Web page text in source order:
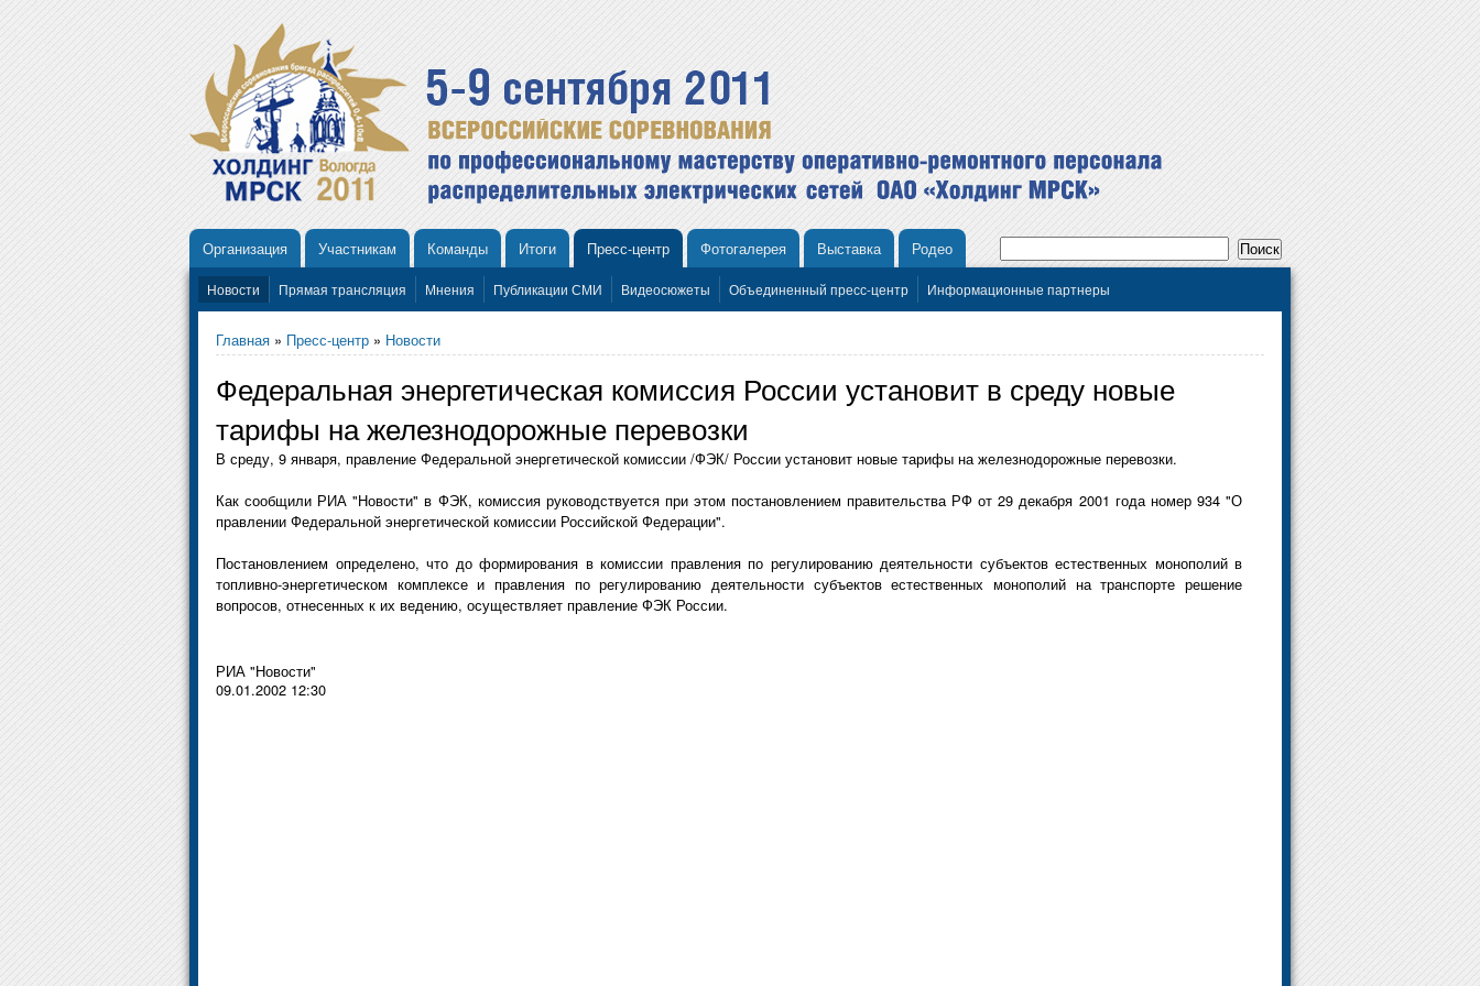
Организация Участникам Команды Итоги Пресс-центр Фотогалерея Выставка Родео
Новости Прямая трансляция Мнения Публикации СМИ Видеосюжеты Объединенный пресс-центр Информационные партнеры
Главная » Пресс-центр » Новости
Федеральная энергетическая комиссия России установит в среду новые
тарифы на железнодорожные перевозки
В среду, 9 января, правление Федеральной энергетической комиссии /ФЭК/ России установит новые тарифы на железнодорожные перевозки.
Как сообщили РИА "Новости" в ФЭК, комиссия руководствуется при этом постановлением правительства РФ от 29 декабря 2001 года номер 934 "О
правлении Федеральной энергетической комиссии Российской Федерации".
Постановлением определено, что до формирования в комиссии правления по регулированию деятельности субъектов естественных монополий в
топливно-энергетическом комплексе и правления по регулированию деятельности субъектов естественных монополий на транспорте решение
вопросов, отнесенных к их ведению, осуществляет правление ФЭК России.
РИА "Новости"
09.01.2002 12:30